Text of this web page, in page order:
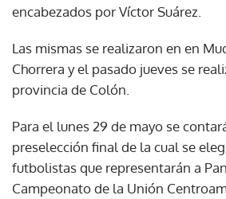
encabezados por Víctor Suárez.
Las mismas se realizaron en en
Chorrera y el pasado jueves se
provincia de Colón.
Para el lunes 29 de mayo se
preselección final de la cual se
futbolistas que representarán a
Campeonato de la Unión